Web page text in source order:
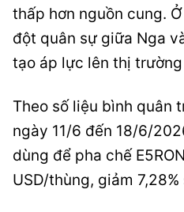
thấp hơn nguồn cung.
đột quân sự giữa Nga
tạo áp lực lên thị
Theo số liệu bình quân
ngày 11/6 đến 18/6/
dùng để pha chế
USD/thùng, giảm